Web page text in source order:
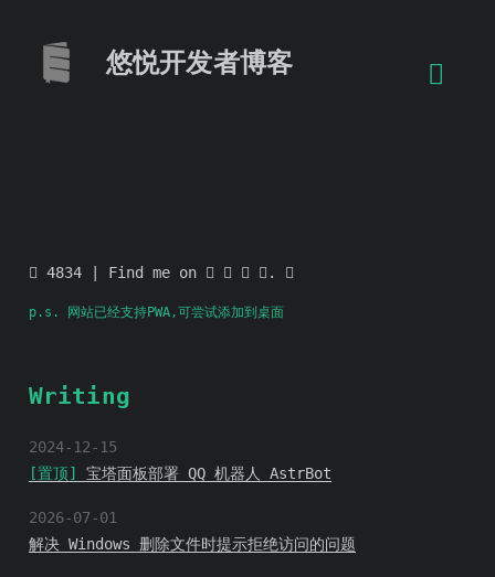
悠悦开发者博客
4834 | Find me on .
p.s. 网站已经支持PWA,可尝试添加到桌面
Writing
2024-12-15
[置顶] 宝塔面板部署 QQ 机器人 AstrBot
2026-07-01
解决 Windows 删除文件时提示拒绝访问的问题